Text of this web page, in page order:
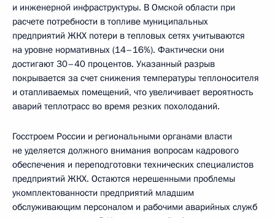
и инженерной инфраструктуры. В Омской области при
расчете потребности в топливе муниципальных
предприятий ЖКХ потери в тепловых сетях учитываются
на уровне нормативных (14–16%). Фактически они
достигают 30–40 процентов. Указанный разрыв
покрывается за счет снижения температуры теплоносителя
и отапливаемых помещений, что увеличивает вероятность
аварий теплотрасс во время резких похолоданий.
Госстроем России и региональными органами власти
не уделяется должного внимания вопросам кадрового
обеспечения и переподготовки технических специалистов
предприятий ЖКХ. Остаются нерешенными проблемы
укомплектованности предприятий младшим
обслуживающим персоналом и рабочими аварийных служб